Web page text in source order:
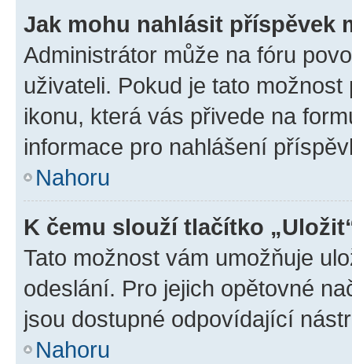
Jak mohu nahlásit příspěvek
Administrátor může na fóru
uživateli. Pokud je tato
ikonu, která vás přivede na
informace pro nahlášení
Nahoru
K čemu slouží tlačítko
Tato možnost vám umožňuje
odeslání. Pro jejich opětovné
jsou dostupné odpovídající
Nahoru